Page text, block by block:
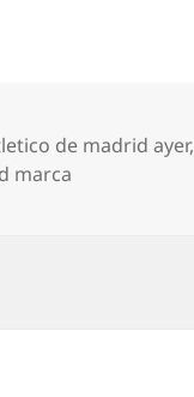
de madrid ayer,
marca